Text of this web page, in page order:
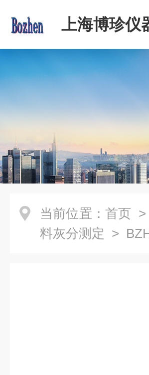
上海博珍仪
当前位置： 首页 >
料灰分测定 >